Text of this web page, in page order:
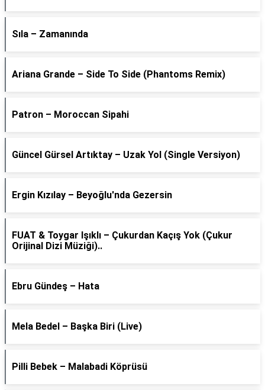
Sıla – Zamanında
Ariana Grande – Side To Side (Phantoms Remix)
Patron – Moroccan Sipahi
Güncel Gürsel Artıktay – Uzak Yol (Single Versiyon)
Ergin Kızılay – Beyoğlu'nda Gezersin
FUAT & Toygar Işıklı – Çukurdan Kaçış Yok (Çukur
Orijinal Dizi Müziği)..
Ebru Gündeş – Hata
Mela Bedel – Başka Biri (Live)
Pilli Bebek – Malabadi Köprüsü